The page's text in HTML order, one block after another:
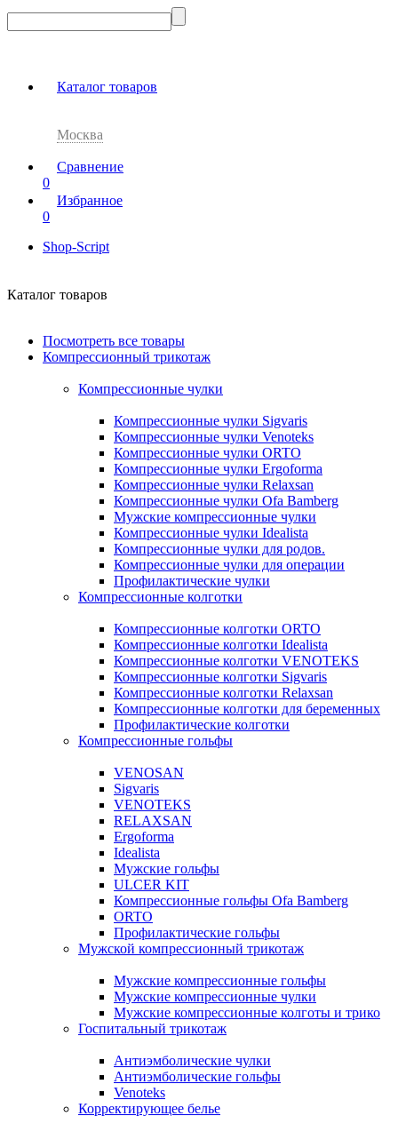
Каталог товаров
Москва
Сравнение
0
Избранное
0
Shop-Script
Каталог товаров
Посмотреть все товары
Компрессионный трикотаж
Компрессионные чулки
Компрессионные чулки Sigvaris
Компрессионные чулки Venoteks
Компрессионные чулки ORTO
Компрессионные чулки Ergoforma
Компрессионные чулки Relaxsan
Компрессионные чулки Ofa Bamberg
Мужские компрессионные чулки
Компрессионные чулки Idealista
Компрессионные чулки для родов.
Компрессионные чулки для операции
Профилактические чулки
Компрессионные колготки
Компрессионные колготки ORTO
Компрессионные колготки Idealista
Компрессионные колготки VENOTEKS
Компрессионные колготки Sigvaris
Компрессионные колготки Relaxsan
Компрессионные колготки для беременных
Профилактические колготки
Компрессионные гольфы
VENOSAN
Sigvaris
VENOTEKS
RELAXSAN
Ergoforma
Idealista
Мужские гольфы
ULCER KIT
Компрессионные гольфы Ofa Bamberg
ORTO
Профилактические гольфы
Мужской компрессионный трикотаж
Мужские компрессионные гольфы
Мужские компрессионные чулки
Мужские компрессионные колготы и трико
Госпитальный трикотаж
Антиэмболические чулки
Антиэмболические гольфы
Venoteks
Корректирующее белье